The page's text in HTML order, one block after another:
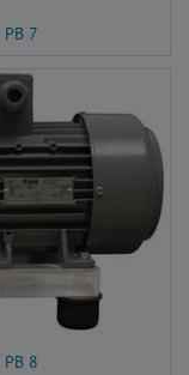
PB 7
PB 8